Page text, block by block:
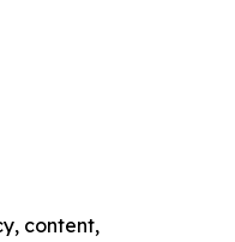
content,